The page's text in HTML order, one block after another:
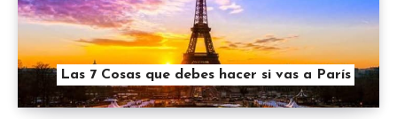
Las 7 Cosas que debes hacer si vas a París